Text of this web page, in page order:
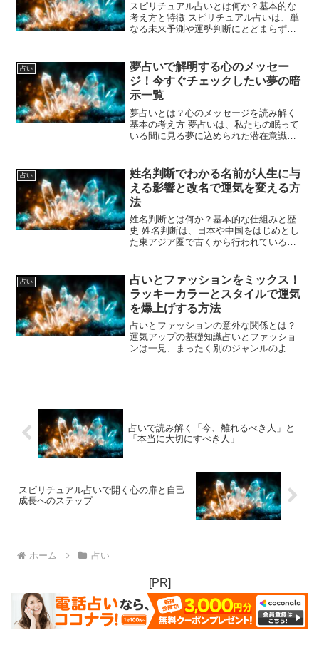
スピリチュアル占いとは何か？基本的な
考え方と特徴 スピリチュアル占いは、単
なる未来予測や運勢判断にとどまらず、
み解く占いの一種です。多くの場合、直
感や霊感、チャネリング...
占い
夢占いで解明する心のメッセー
ジ！今すぐチェックしたい夢の暗
示一覧
夢占いとは？心のメッセージを読み解く
基本の考え方 夢占いは、私たちの眠って
いる間に見る夢に込められた潜在意識や
意識からのサインであると考えられてい
ます。日常生活で意識し...
占い
姓名判断でわかる名前が人生に与
える影響と改名で運気を変える方
法
姓名判断とは何か？基本的な仕組みと歴
史 姓名判断は、日本や中国をはじめとし
た東アジア圏で古くから行われている姓
る漢字の画数やその組み合わせから、良
い運気を引き寄せるかど...
占い
占いとファッションをミックス！
ラッキーカラーとスタイルで運気
を爆上げする方法
占いとファッションの意外な関係とは？
運気アップの基礎知識占いとファッショ
ンは一見、まったく別のジャンルのよう
占いで読み解く「今、離れるべき人」と
「本当に大切にすべき人」
スピリチュアル占いで開く心の扉と自己
成長へのステップ
ホーム 占い
[PR]